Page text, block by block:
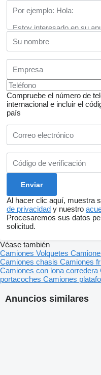
Compruebe el número de
internacional e incluir el
país
Al hacer clic aquí, muestra
de privacidad y nuestro
Procesaremos sus datos
solicitud.
Anuncios similares
Véase también
Camiones Volquetes
Camiones chasis Camiones
Camiones con lona corredera
portacoches Camiones